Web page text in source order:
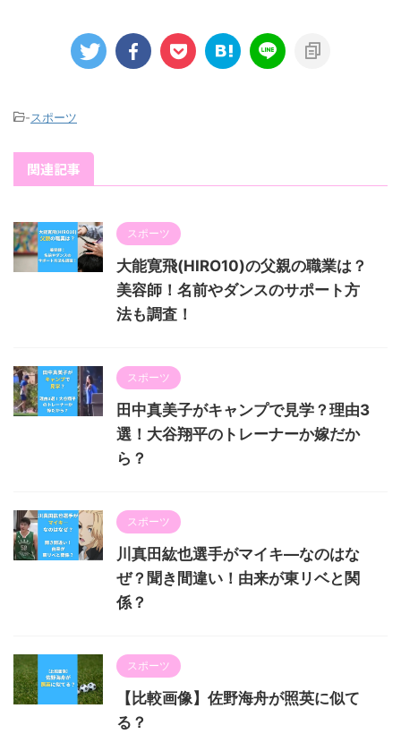
-スポーツ
関連記事
スポーツ
大能寛飛(HIRO10)の父親の職業は？
美容師！名前やダンスのサポート方
法も調査！
スポーツ
田中真美子がキャンプで見学？理由3
選！大谷翔平のトレーナーか嫁だか
ら？
スポーツ
川真田紘也選手がマイキ―なのはな
ぜ？聞き間違い！由来が東リベと関
係？
スポーツ
【比較画像】佐野海舟が照英に似て
る？